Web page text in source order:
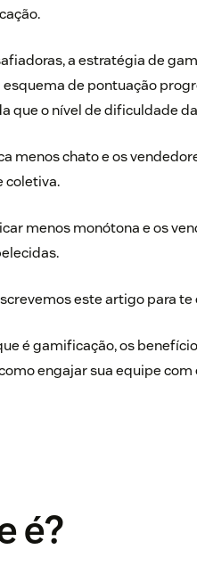
a estratégia de
de pontuação
que o nível de dificuldade
menos chato e os
coletiva.
menos monótona e os
este artigo para
é gamificação, os
engajar sua equipe
é?